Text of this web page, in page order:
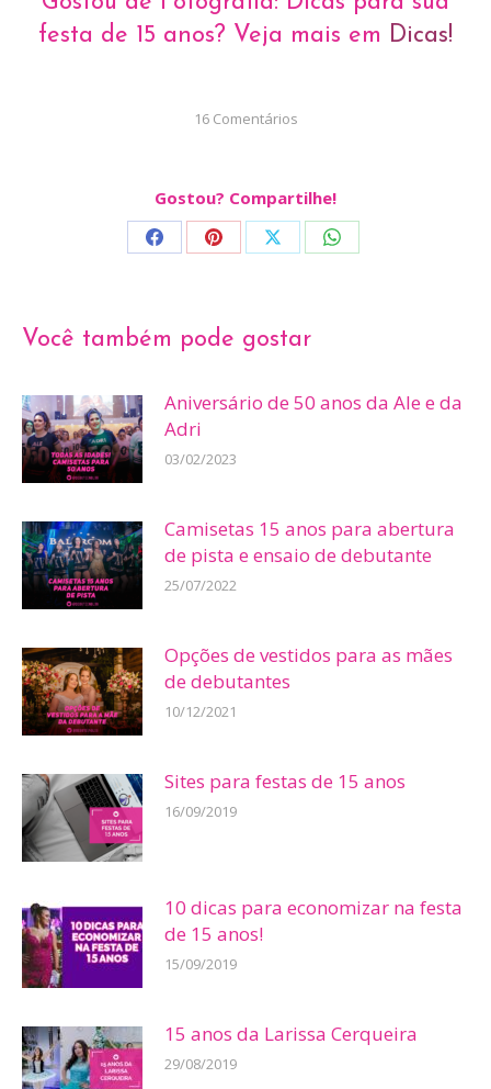
festa de 15 anos? Veja mais em Dicas!
16 Comentários
Gostou? Compartilhe!
Share Share Share Share
Você também pode gostar
Aniversário de 50 anos da Ale e da
Adri
03/02/2023
Camisetas 15 anos para abertura
de pista e ensaio de debutante
25/07/2022
Opções de vestidos para as mães
de debutantes
10/12/2021
Sites para festas de 15 anos
16/09/2019
10 dicas para economizar na festa
de 15 anos!
15/09/2019
15 anos da Larissa Cerqueira
29/08/2019